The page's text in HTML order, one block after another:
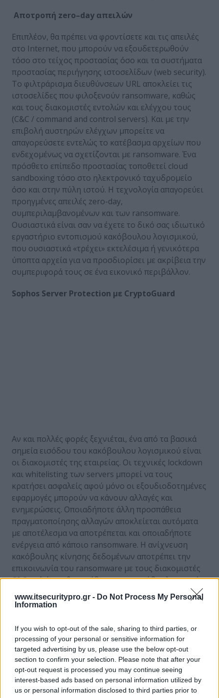
www.itsecuritypro.gr - Do Not Process My Personal
Information
If you wish to opt-out of the sale, sharing to third parties, or
processing of your personal or sensitive information for
targeted advertising by us, please use the below opt-out
section to confirm your selection. Please note that after your
opt-out request is processed you may continue seeing
interest-based ads based on personal information utilized by
us or personal information disclosed to third parties prior to
Αποτροπή zero–day απειλών
Επιπλέον, θα πρέπει να φροντίσετε και τις απειλές
στο Internet, που μπορούν να εξουδετερωθούν
τόσο στο τείχος προστασίας όσο και τα συστήματα
προστασίας περιήγησης ιστοσελίδων (web security).
Το φιλτράρισμα διευθύνσεων URL αποκλείει τις
ιστοσελίδες που φιλοξενούν ransomware, καθώς
και τους διακομιστές εντολών και ελέγχου τους
(C&C / command and control servers). Και με την
επιβολή αυστηρών ελέγχων μπορείτε να
απαγορεύσετε εντελώς το κατέβασμα αρχείων που
ενδεχομένως να σχετίζονται με ransomware. Ένα
πρόσθετο επίπεδο προστασίας τοποθετεί cloud
sandboxing τόσο στο ηλεκτρονικό ταχυδρομείο
όσο και στην πύλη ιστού. Η τεχνολογία απαγορεύει
προηγμένες απειλές zero-day,
συμπεριλαμβανομένων και των ransomware.
Ουσιαστικά είναι σαν να έχετε το δικό σας ιδιωτικό
εργαστήριο εντοπισμού κακόβουλου λογισμικού,
που ουσιαστικά «τρέχει» εκτελέσιμα ή γενικότερα
ύποπτα αρχεία για να προσδιορίσει με ακρίβεια την
συμπεριφορά τους σε ένα εικονικό περιβάλλον.
Sophos Server Protection με CryptoGuard
Αν και πολλές φορές ξεχνιέται, ένα από τα βασικά
σημεία εισόδου του κακόβουλου λογισμικού είναι
οι διακομιστές της εταιρείας. Οι τεχνικές lockdown
και whitelisting των servers μπορεί να τους
κρατήσει ασφαλείς αφού μόνο οι εξουδιοδοτημένες
εφαρμογές μπορούν να κάνουν αλλαγές και
ενημερώσεις. Οποιαδήποτε άλλη προσπάθεια
πραγματοποίησης αλλαγών αποκλείεται αυτόματα
με αποτέλεσμα να αποτρέπεται και οποιαδήποτε
ενέργεια από κάποιο ransomware. Η ανίχνευση
κακόβουλης κίνησης δεδομένων αποτρέπει την
επικοινωνία του ransomware με τους διακομιστές
C&C από όπου θα κατέβει και το κακόβουλο φορτίο.
Το Sophos Server Protection επίσης περιλαμβάνει
την τεχνολογία CryptoGuard που εμποδίζει το
δεδομένα και τα αρχεία σας. Επίσης θα πρέπει να
σκεφτείτε και ένα σύστημα ασφάλειας που επιτρέπει
την επικοινωνία μεταξύ των διαφόρων
υποσυστημάτων που το απαρτίζουν. Αν και τα
προϊόντα ασφαλείας μπορούν να λειτουργήσουν
καλά μεμονωμένα, είναι ακόμη πιο αποτελεσματικά